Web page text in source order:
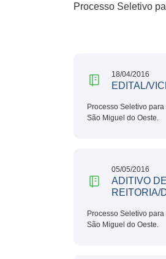
Processo Seletivo
18/04/2016
EDITAL/
Processo Seletivo
São Miguel do Oeste.
05/05/2016
ADITIVO
REITORIA/
Processo Seletivo
São Miguel do Oeste.